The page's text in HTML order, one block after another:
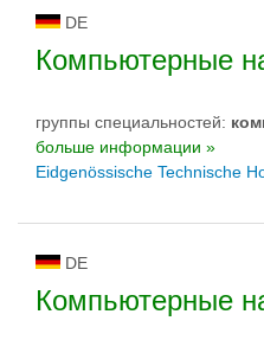
DE
Компьютерные
группы специальностей:
больше информации »
Eidgenössische Technische
DE
Компьютерные